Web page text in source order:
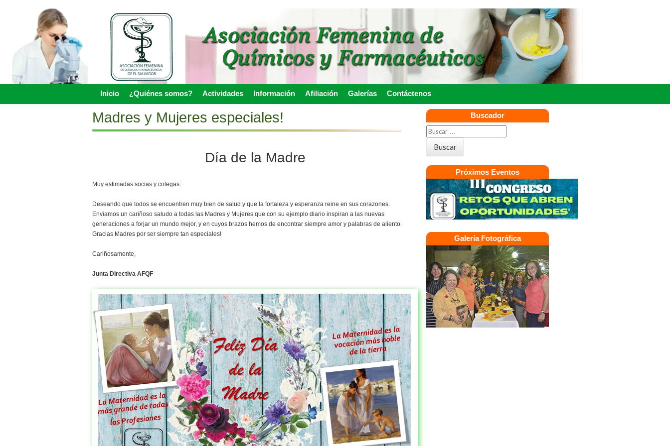
Menu
Skip to content
Inicio ¿Quiénes somos? Actividades Información Afiliación Galerías Contáctenos
Madres y Mujeres especiales!
Día de la Madre
Muy estimadas socias y colegas:
Deseando que todos se encuentren muy bien de salud y que la fortaleza y esperanza reine en sus corazones.
Enviamos un cariñoso saludo a todas las Madres y Mujeres que con su ejemplo diario inspiran a las nuevas
generaciones a forjar un mundo mejor, y en cuyos brazos hemos de encontrar siempre amor y palabras de aliento.
Gracias Madres por ser siempre tan especiales!
Cariñosamente,
Junta Directiva AFQF
Buscador
Próximos Eventos
Galería Fotográfica